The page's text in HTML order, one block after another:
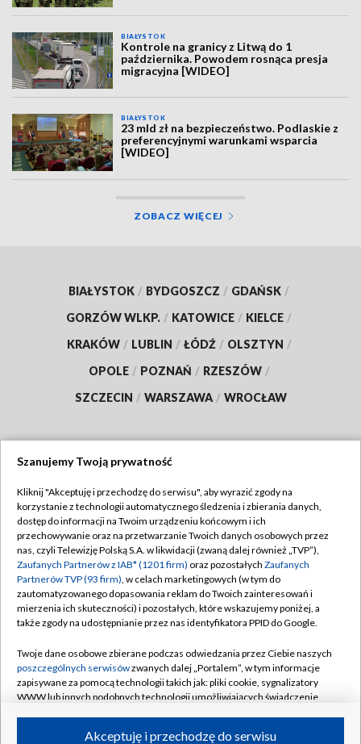
BIAŁYSTOK
Kontrole na granicy z Litwą do 1
października. Powodem rosnąca presja
migracyjna [WIDEO]
BIAŁYSTOK
23 mld zł na bezpieczeństwo. Podlaskie z
preferencyjnymi warunkami wsparcia
[WIDEO]
ZOBACZ WIĘCEJ
BIAŁYSTOK / BYDGOSZCZ / GDAŃSK /
GORZÓW WLKP. / KATOWICE / KIELCE /
KRAKÓW / LUBLIN / ŁÓDŹ / OLSZTYN /
OPOLE / POZNAŃ / RZESZÓW /
SZCZECIN / WARSZAWA / WROCŁAW
TVP
Abonament TVP
Emisja w TVP
Centrum informacji TVP
Naziemna Telewizja Cyfrowa
Rada Programowa
System NOS
Informacje o nadawcy
Regulamin TVP
Polityka prywatności
Moje zgody
Pomoc
Kontakt
Kanały
Szanujemy Twoją prywatność
Kliknij "Akceptuję i przechodzę do serwisu", aby wyrazić zgody na
korzystanie z technologii automatycznego śledzenia i zbierania danych,
dostęp do informacji na Twoim urządzeniu końcowym i ich
przechowywanie oraz na przetwarzanie Twoich danych osobowych przez
nas, czyli Telewizję Polską S.A. w likwidacji (zwaną dalej również „TVP”),
Zaufanych Partnerów z IAB* (1201 firm) oraz pozostałych Zaufanych
Partnerów TVP (93 firm), w celach marketingowych (w tym do
zautomatyzowanego dopasowania reklam do Twoich zainteresowań i
mierzenia ich skuteczności) i pozostałych, które wskazujemy poniżej, a
także zgody na udostępnianie przez nas identyfikatora PPID do Google.
Twoje dane osobowe zbierane podczas odwiedzania przez Ciebie naszych
poszczególnych serwisówzwanych dalej „Portalem”, w tym informacje
zapisywane za pomocą technologii takich jak: pliki cookie, sygnalizatory
WWW lub innych podobnych technologii umożliwiających świadczenie
ruchu w Internecie.Akceptuję i przechodzę do serwisu